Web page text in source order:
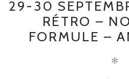
29-30
RÉTRO –
FORMULE –
✻